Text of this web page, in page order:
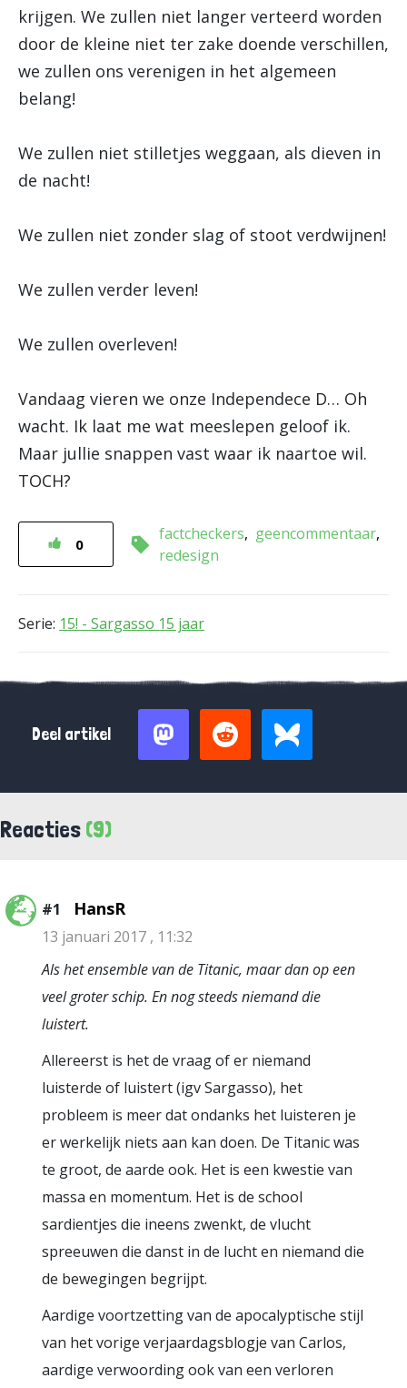
krijgen. We zullen niet langer verteerd worden
door de kleine niet ter zake doende verschillen,
we zullen ons verenigen in het algemeen
belang!
We zullen niet stilletjes weggaan, als dieven in
de nacht!
We zullen niet zonder slag of stoot verdwijnen!
We zullen verder leven!
We zullen overleven!
Vandaag vieren we onze Independece D… Oh
wacht. Ik laat me wat meeslepen geloof ik.
Maar jullie snappen vast waar ik naartoe wil.
TOCH?
0
factcheckers
geencommentaar
redesign
Serie: 15! - Sargasso 15 jaar
Deel artikel
Reacties (9)
#1 HansR
13 januari 2017 , 11:32
Als het ensemble van de Titanic, maar dan op een
veel groter schip. En nog steeds niemand die
luistert.
Allereerst is het de vraag of er niemand
luisterde of luistert (igv Sargasso), het
probleem is meer dat ondanks het luisteren je
er werkelijk niets aan kan doen. De Titanic was
te groot, de aarde ook. Het is een kwestie van
massa en momentum. Het is de school
sardientjes die ineens zwenkt, de vlucht
spreeuwen die danst in de lucht en niemand die
de bewegingen begrijpt.
Aardige voortzetting van de apocalyptische stijl
van het vorige verjaardagsblogje van Carlos,
aardige verwoording ook van een verloren